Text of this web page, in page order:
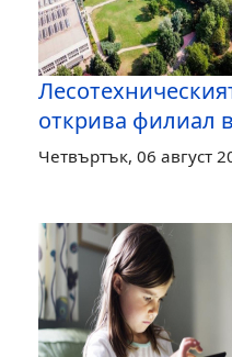
открива филиал
Четвъртък, 06 август